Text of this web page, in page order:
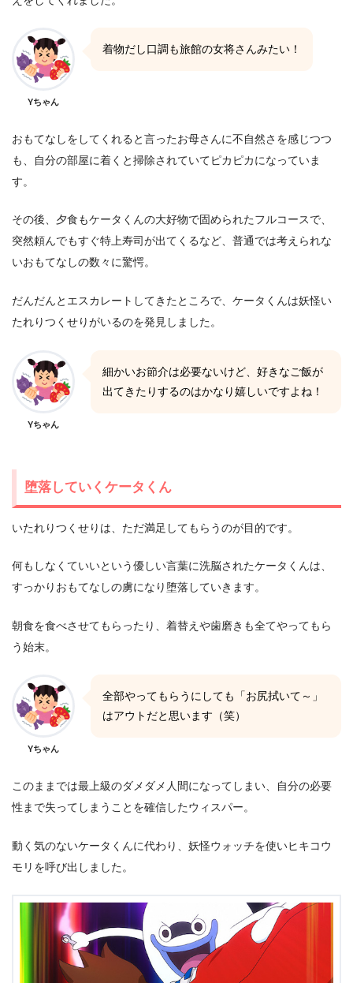
Yちゃん
着物だし口調も旅館の女将さんみたい！
おもてなしをしてくれると言ったお母さんに不自然さを感じつつ
も、自分の部屋に着くと掃除されていてピカピカになっていま
す。
その後、夕食もケータくんの大好物で固められたフルコースで、
突然頼んでもすぐ特上寿司が出てくるなど、普通では考えられな
いおもてなしの数々に驚愕。
だんだんとエスカレートしてきたところで、ケータくんは妖怪い
たれりつくせりがいるのを発見しました。
Yちゃん
細かいお節介は必要ないけど、好きなご飯が
出てきたりするのはかなり嬉しいですよね！
堕落していくケータくん
いたれりつくせりは、ただ満足してもらうのが目的です。
何もしなくていいという優しい言葉に洗脳されたケータくんは、
すっかりおもてなしの虜になり堕落していきます。
朝食を食べさせてもらったり、着替えや歯磨きも全てやってもら
う始末。
Yちゃん
全部やってもらうにしても「お尻拭いて～」
はアウトだと思います（笑）
このままでは最上級のダメダメ人間になってしまい、自分の必要
性まで失ってしまうことを確信したウィスパー。
動く気のないケータくんに代わり、妖怪ウォッチを使いヒキコウ
モリを呼び出しました。